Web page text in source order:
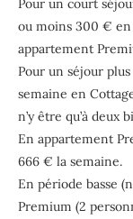
Pour un court
ou moins 300 €
appartement
Pour un séjour
semaine en
n’y être qu’à deux
En appartement
666 € la semaine.
En période basse
Premium (2